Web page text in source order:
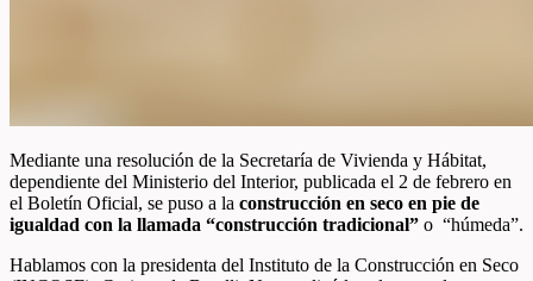
Mediante una resolución de la Secretaría de Vivienda y Hábitat,
dependiente del Ministerio del Interior, publicada el 2 de febrero en
el Boletín Oficial, se puso a la construcción en seco en pie de
igualdad con la llamada “construcción tradicional” o “húmeda”.
Hablamos con la presidenta del Instituto de la Construcción en Seco